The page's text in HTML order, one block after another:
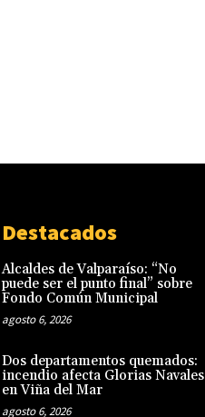
Destacados
Alcaldes de Valparaíso: “No
puede ser el punto final” sobre
Fondo Común Municipal
agosto 6, 2026
Dos departamentos quemados:
incendio afecta Glorias Navales
en Viña del Mar
agosto 6, 2026